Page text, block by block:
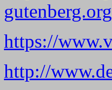
https://
http://